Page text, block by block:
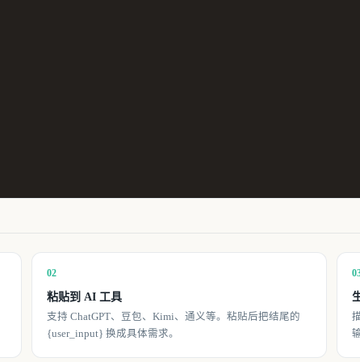
02
粘贴到 AI 工具
支持 ChatGPT、豆包、Kimi、通义等。粘贴后把结尾的
{user_input} 换成具体需求。